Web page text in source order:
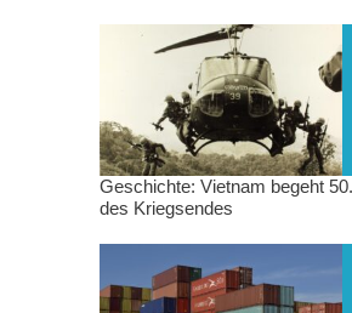
Geschichte: Vietnam begeht
des Kriegsendes